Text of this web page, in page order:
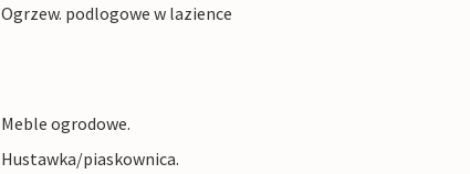
Ogrzew. podlogowe w lazience
Meble ogrodowe.
Hustawka/piaskownica.